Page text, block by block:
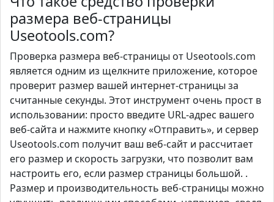
размера веб-страницы
Useotools.com?
Проверка размера веб-страницы от Useotools.com
является одним из щелкните приложение, которое
проверит размер вашей интернет-страницы за
считанные секунды. Этот инструмент очень прост в
использовании: просто введите URL-адрес вашего
веб-сайта и нажмите кнопку «Отправить», и сервер
Useotools.com получит ваш веб-сайт и рассчитает
его размер и скорость загрузки, что позволит вам
настроить его, если размер страницы большой. .
Размер и производительность веб-страницы можно